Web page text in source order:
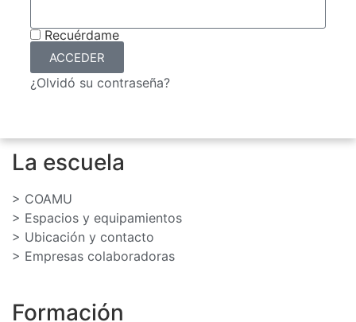
Recuérdame
ACCEDER
¿Olvidó su contraseña?
La escuela
> COAMU
> Espacios y equipamientos
> Ubicación y contacto
> Empresas colaboradoras
Formación